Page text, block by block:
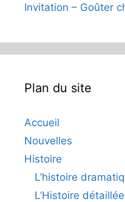
Invitation – Goûter
Plan du site
Accueil
Nouvelles
Histoire
L’histoire
L’Histoire